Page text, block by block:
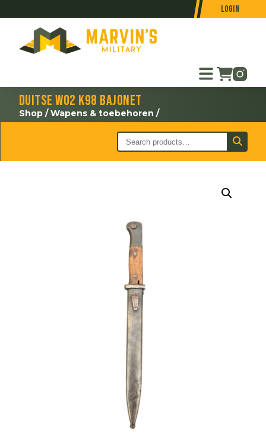
Login
Duitse WO2 K98 bajonet
Shop /Wapens & toebehoren /